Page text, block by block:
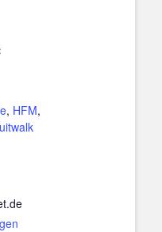
, HFM,